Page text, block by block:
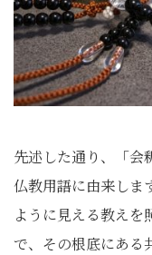
先述した通り、「会
仏教用語に由来しま
ように見える教えを
で、その根底にある